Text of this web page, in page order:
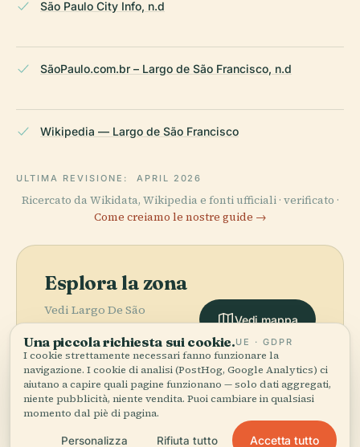
São Paulo City Info, n.d
SãoPaulo.com.br – Largo de São Francisco, n.d
Wikipedia — Largo de São Francisco
ULTIMA REVISIONE: APRIL 2026
Ricercato da Wikidata, Wikipedia e fonti ufficiali · verificato ·
Come creiamo le nostre guide →
Esplora la zona
Vedi Largo De São
Francisco sulla mappa e
scopri cosa c'è nei
dintorni.
Vedi mappa
Una piccola richiesta sui cookie.
I cookie strettamente necessari fanno funzionare la
navigazione. I cookie di analisi (PostHog, Google Analytics) ci
aiutano a capire quali pagine funzionano — solo dati aggregati,
niente pubblicità, niente vendita. Puoi cambiare in qualsiasi
momento dal piè di pagina.
Personalizza Rifiuta tutto Accetta tutto